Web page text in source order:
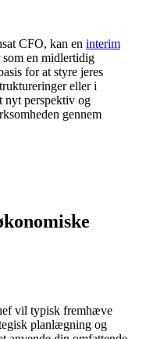
CFO, kan en interim
en midlertidig
for at styre jeres
eller i
nyt perspektiv og
gennem
vil typisk fremhæve
planlægning og